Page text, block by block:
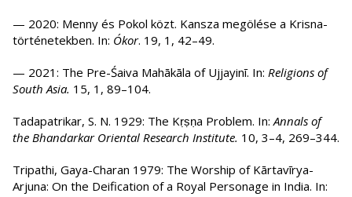
— 2020: Menny és Pokol közt. Kansza megölése a Krisna-
történetekben. In: Ókor. 19, 1, 42–49.
— 2021: The Pre-Śaiva Mahākāla of Ujjayinī. In: Religions of
South Asia. 15, 1, 89–104.
Tadapatrikar, S. N. 1929: The Kṛṣṇa Problem. In:Annals of
the Bhandarkar Oriental Research Institute. 10, 3–4, 269–344.
Tripathi, Gaya-Charan 1979: The Worship of Kārtavīrya-
Arjuna: On the Deification of a Royal Personage in India. In: